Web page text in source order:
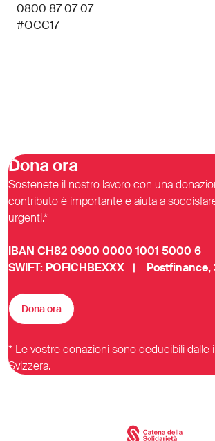
0800 87 07 07
#OCC17
Dona ora
Sostenete il nostro lavoro con una
contributo è importante e aiuta a
urgenti.*
IBAN CH82 0900 0000 1001 5000 6
SWIFT: POFICHBEXXX |
Dona ora
* Le vostre donazioni sono deducibili dalle
Svizzera.